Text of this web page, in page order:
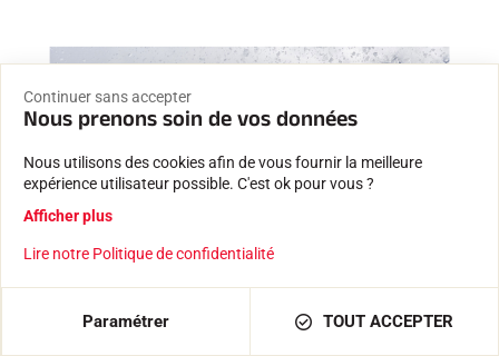
Continuer sans accepter
Nous prenons soin de vos données
Nous utilisons des cookies afin de vous fournir la meilleure
expérience utilisateur possible. C'est ok pour vous ?
Afficher plus
Lire notre Politique de confidentialité
Paramétrer TOUT ACCEPTER